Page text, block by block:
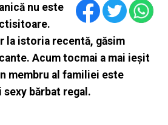
nu este
la istoria recentă, găsim
Acum tocmai a mai ieșit
membru al familiei este
bărbat regal.